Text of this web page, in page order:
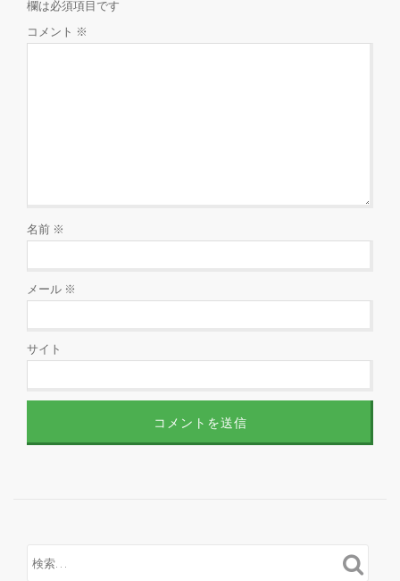
欄は必須項目です
コメント ※
名前 ※
メール ※
サイト